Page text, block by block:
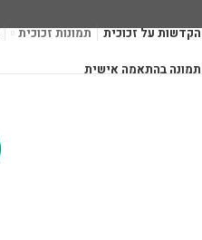
הקדשות על זכוכית תמונות זכוכית
תמונה בהתאמה אישית